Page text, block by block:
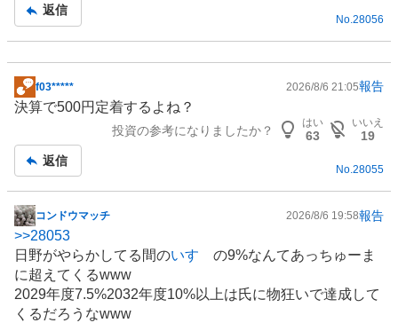
返信
No. 28056
掲
示
事
f03***** 2026/8/6 21:05報告
決算で500円定着するよね？
投資の参考になりましたか？
はい
63
いいえ
19
返信
No.28055
掲
示
板
記
事
コンドウマッチ 2026/8/6 19:58報告
>>28053
日野がやらかしてる間のいすゞ の9%なんてあっちゅーま
に超えてくるwww
2029年度7.5%2032年度10%以上は氏に物狂いで達成して
くるだろうなwww